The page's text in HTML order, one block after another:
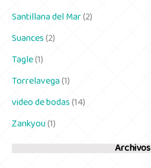
Santillana del Mar(2)
Suances(2)
Tagle(1)
Torrelavega(1)
video de bodas(14)
Zankyou(1)
Archivos